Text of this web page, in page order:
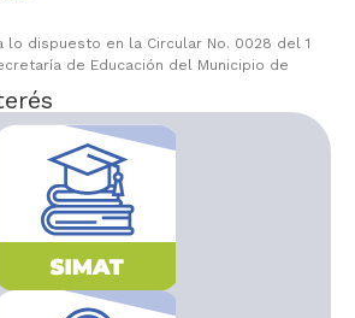
lo dispuesto en la Circular No. 0028 del 1
de Educación del Municipio de